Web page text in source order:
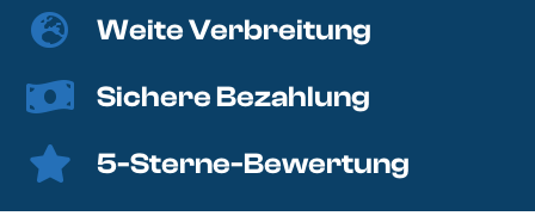
Weite Verbreitung
Sichere Bezahlung
5-Sterne-Bewertung